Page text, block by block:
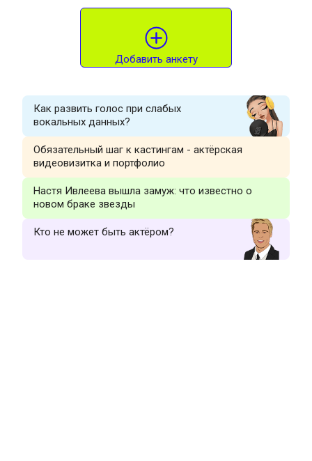
Добавить анкету
Как развить голос при слабых
вокальных данных?
Обязательный шаг к кастингам - актёрская
видеовизитка и портфолио
Настя Ивлеева вышла замуж: что известно о
новом браке звезды
Кто не может быть актёром?